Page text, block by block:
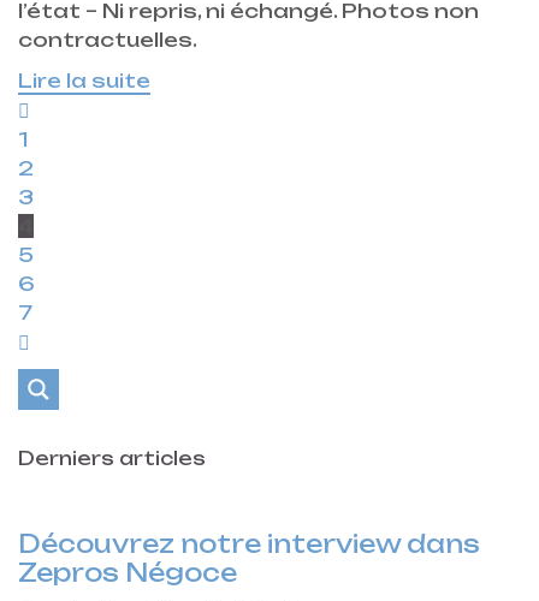
l’état – Ni repris, ni échangé. Photos non
contractuelles.
Lire la suite
1
2
3
5
6
7
Derniers articles
Découvrez notre interview dans
Zepros Négoce